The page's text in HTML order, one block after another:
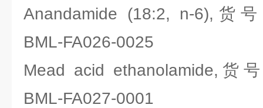
Anandamide (18:2, n-6),货
BML-FA026-0025
Mead acid ethanolamide,货
BML-FA027-0001